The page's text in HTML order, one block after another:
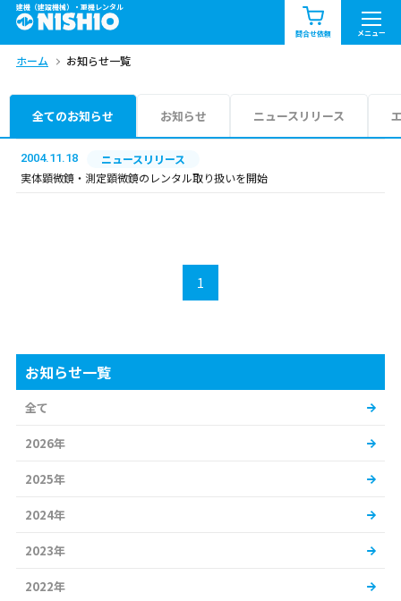
建機（建設機械）・重機レンタル
問合せ依頼 メニュー
商品一覧 お知らせ一覧
問合せ依頼リスト
エリア情報を見る
ホーム お知らせ一覧
全てのお知らせ お知らせ ニュースリリース
2004.11.18
ニュースリリース
実体顕微鏡・測定顕微鏡のレンタル取り扱いを開始
1
お知らせ一覧
全て
2026年
2025年
2024年
2023年
2022年